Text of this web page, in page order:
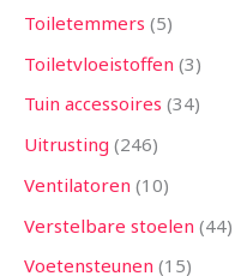
Toiletemmers 5
Toiletvloeistoffen 3
Tuin accessoires 34
Uitrusting 246
Ventilatoren 10
Verstelbare stoelen 44
Voetensteunen 15